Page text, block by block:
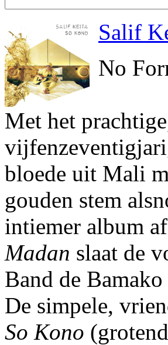
Salif
No
Met het
bloede uit Mali
gouden stem
intiemer album
Madan slaat de
Band de
De simpele,
So Kono